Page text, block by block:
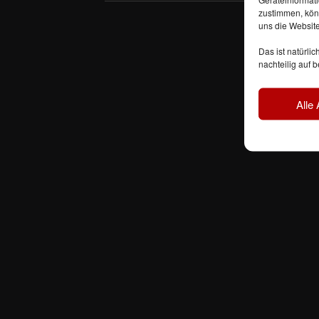
zustimmen,
uns die
Das ist
nachteilig auf
Alle